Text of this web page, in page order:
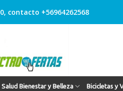
contacto +56964262568
Salud Bienestar y Belleza Bicicletas y